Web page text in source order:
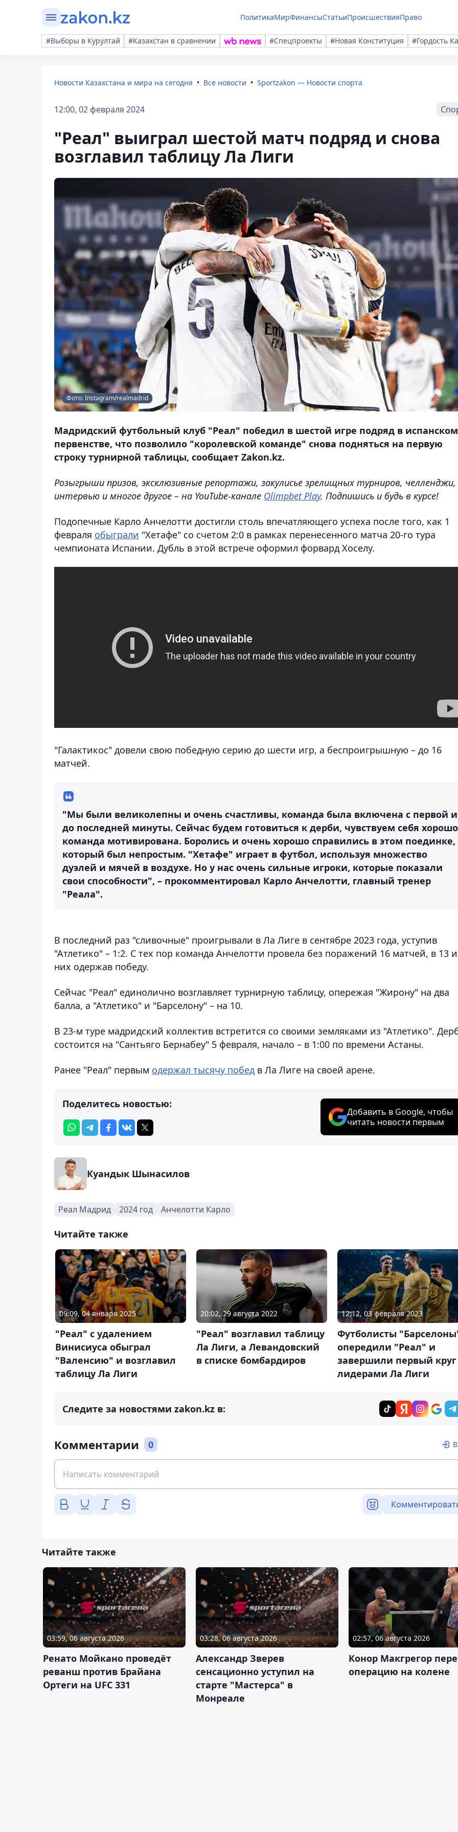
ПолитикаМирФинансыСтатьиПроисшествияПраво
#Выборы в Курултай #Казахстан в сравнении #Спецпроекты #Новая Конституция #Гордость
Новости Казахстана и мира на сегодня Все новости Sportzakon — Новости спорта
12:00, 02 февраля 2024
"Реал" выиграл шестой матч подряд и снова
возглавил таблицу Ла Лиги
Фото: Instagram/realmadrid
Мадридский футбольный клуб "Реал" победил в шестой игре подряд в испанском
первенстве, что позволило "королевской команде" снова подняться на первую
строку турнирной таблицы, сообщает Zakon.kz.
Розыгрыши призов, эксклюзивные репортажи, закулисье зрелищных турниров, челленджи,
интервью и многое другое – на YouTube-канале Olimpbet Play. Подпишись и будь в курсе!
Подопечные Карло Анчелотти достигли столь впечатляющего успеха после того, как 1
февраля обыграли "Хетафе" со счетом 2:0 в рамках перенесенного матча 20-го тура
чемпионата Испании. Дубль в этой встрече оформил форвард Хоселу.
"Галактикос" довели свою победную серию до шести игр, а беспроигрышную – до 16
матчей.
"Мы были великолепны и очень счастливы, команда была включена с первой и
до последней минуты. Сейчас будем готовиться к дерби, чувствуем себя
команда мотивирована. Боролись и очень хорошо справились в этом поединке,
который был непростым. "Хетафе" играет в футбол, используя множество
дуэлей и мячей в воздухе. Но у нас очень сильные игроки, которые показали
свои способности", – прокомментировал Карло Анчелотти, главный тренер
"Реала".
В последний раз "сливочные" проигрывали в Ла Лиге в сентябре 2023 года, уступив
"Атлетико" – 1:2. С тех пор команда Анчелотти провела без поражений 16 матчей, в 13
них одержав победу.
Сейчас "Реал" единолично возглавляет турнирную таблицу, опережая "Жирону" на два
балла, а "Атлетико" и "Барселону" – на 10.
В 23-м туре мадридский коллектив встретится со своими земляками из "Атлетико".
состоится на "Сантьяго Бернабеу" 5 февраля, начало – в 1:00 по времени Астаны.
Ранее "Реал" первым одержал тысячу побед в Ла Лиге на своей арене.
Поделитесь новостью:
Добавить в Google, чтобы
читать новости первым
Куандык Шынасилов
Реал Мадрид 2024 год Анчелотти Карло
Читайте также
09:09, 04 января 2025
"Реал" с удалением
Винисиуса обыграл
"Валенсию" и возглавил
таблицу Ла Лиги
20:02, 29 августа 2022
"Реал" возглавил таблицу
Ла Лиги, а Левандовский
в списке бомбардиров
12:12, 03 февраля 2023
Футболисты
опередили "Реал" и
завершили первый круг
лидерами Ла Лиги
Следите за новостями zakon.kz в:
Комментарии 0
Читайте также
03:59, 06 августа 2026
Ренато Мойкано проведёт
реванш против Брайана
Ортеги на UFC 331
03:28, 06 августа 2026
Александр Зверев
сенсационно уступил на
старте "Мастерса" в
Монреале
02:57, 06 августа 2026
Конор Макгрегор
операцию на колене